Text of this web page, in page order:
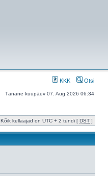
KKK Otsi
Tänane kuupäev 07. Aug 2026 06:34
Kõik kellaajad on UTC + 2 tundi [ DST ]